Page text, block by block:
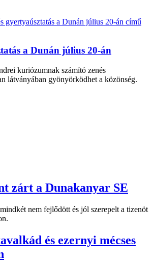
a Dunán július 20-án
kuriózumnak számító zenés
látványában gyönyörködhet a közönség.
zárt a Dunakanyar SE
nem fejlődött és jól szerepelt a tizenöt
és ezernyi mécses